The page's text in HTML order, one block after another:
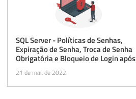
SQL Server - Políticas de Senhas,
Expiração de Senha, Troca de Senha
Obrigatória e Bloqueio de Login após
N tentativas
21 de mai. de 2022